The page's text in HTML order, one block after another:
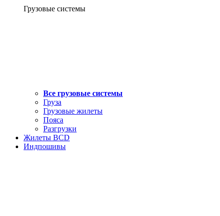
Грузовые системы
Все грузовые системы
Груза
Грузовые жилеты
Пояса
Разгрузки
Жилеты BCD
Индпошивы